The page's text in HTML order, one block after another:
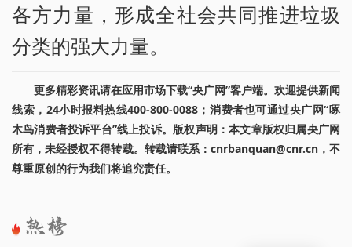
各方力量，形成全社会共同推进垃圾
分类的强大力量。
更多精彩资讯请在应用市场下载“央广网”客户端。欢迎提供新闻
线索，24小时报料热线400-800-0088；消费者也可通过央广网“啄
木鸟消费者投诉平台”线上投诉。版权声明：本文章版权归属央广网
所有，未经授权不得转载。转载请联系：cnrbanquan@cnr.cn，不
尊重原创的行为我们将追究责任。